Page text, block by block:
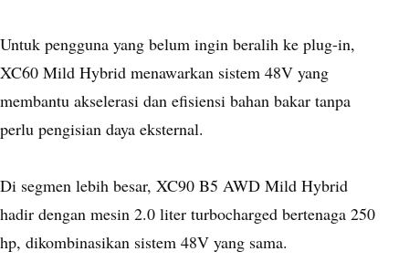
Untuk pengguna yang belum ingin beralih ke plug-in,
XC60 Mild Hybrid menawarkan sistem 48V yang
membantu akselerasi dan efisiensi bahan bakar tanpa
perlu pengisian daya eksternal.
Di segmen lebih besar, XC90 B5 AWD Mild Hybrid
hadir dengan mesin 2.0 liter turbocharged bertenaga 250
hp, dikombinasikan sistem 48V yang sama.